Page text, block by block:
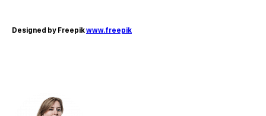
Designed by Freepikwww.freepik